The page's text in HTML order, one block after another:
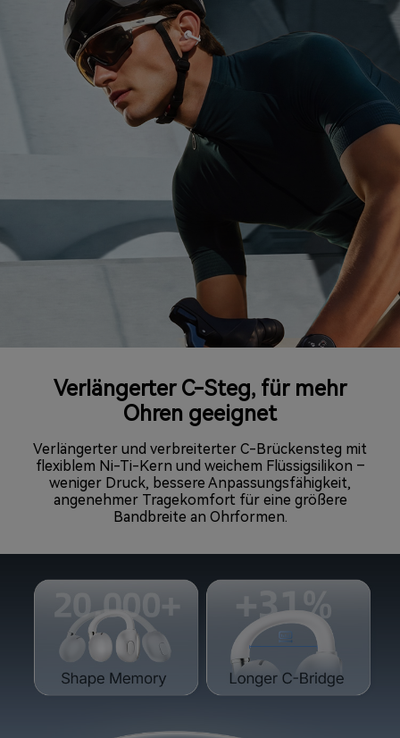
Verlängerter C-Steg, für mehr
Ohren geeignet
Verlängerter und verbreiterter C-Brückensteg mit
flexiblem Ni-Ti-Kern und weichem Flüssigsilikon –
weniger Druck, bessere Anpassungsfähigkeit,
angenehmer Tragekomfort für eine größere
Bandbreite an Ohrformen.